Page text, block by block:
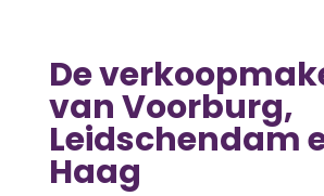
De
van Voorburg,
Leidschendam
Haag